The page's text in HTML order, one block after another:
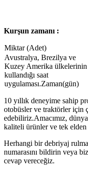
Kurşun zamanı :
Miktar (Adet)
Avustralya, Brezilya ve
Kuzey Amerika ülkelerinin
kullandığı saat
uygulaması.Zaman(gün)
10 yıllık deneyime sahip
otobüsler ve traktörler için
edebiliriz.Amacımız,
kaliteli ürünler ve tek elden
Herhangi bir debriyaj
numarasını bildirin veya
cevap vereceğiz.